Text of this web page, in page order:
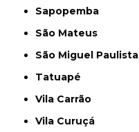
Sapopemba
São Mateus
São Miguel Paulista
Tatuapé
Vila Carrão
Vila Curuçá